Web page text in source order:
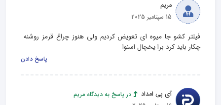
مریم
15 سپتامبر 2025
فیلتر کشو جا میوه ای تعویض کردیم ولی هنوز چراغ قرمز روشنه
چکار باید کرد برا یخچال اسنوا
پاسخ دادن
آی پی امداد
در پاسخ به دیدگاه مریم